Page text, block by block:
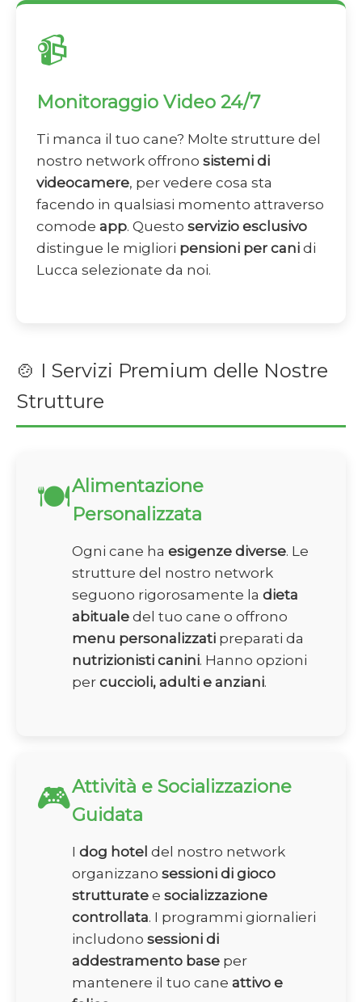
📹
Monitoraggio Video 24/7
Ti manca il tuo cane? Molte strutture del
nostro network offrono sistemi di
videocamere, per vedere cosa sta
facendo in qualsiasi momento attraverso
comode app. Questo servizio esclusivo
distingue le migliori pensioni per cani di
Lucca selezionate da noi.
🍲 I Servizi Premium delle Nostre
Strutture
🍽️Alimentazione
Personalizzata
Ogni cane ha esigenze diverse. Le
strutture del nostro network
seguono rigorosamente la dieta
abituale del tuo cane o offrono
menu personalizzati preparati da
nutrizionisti canini. Hanno opzioni
per cuccioli, adulti e anziani.
🎮Attività e Socializzazione
Guidata
I dog hotel del nostro network
organizzano sessioni di gioco
strutturate e socializzazione
controllata. I programmi giornalieri
includono sessioni di
addestramento base per
mantenere il tuo cane attivo e